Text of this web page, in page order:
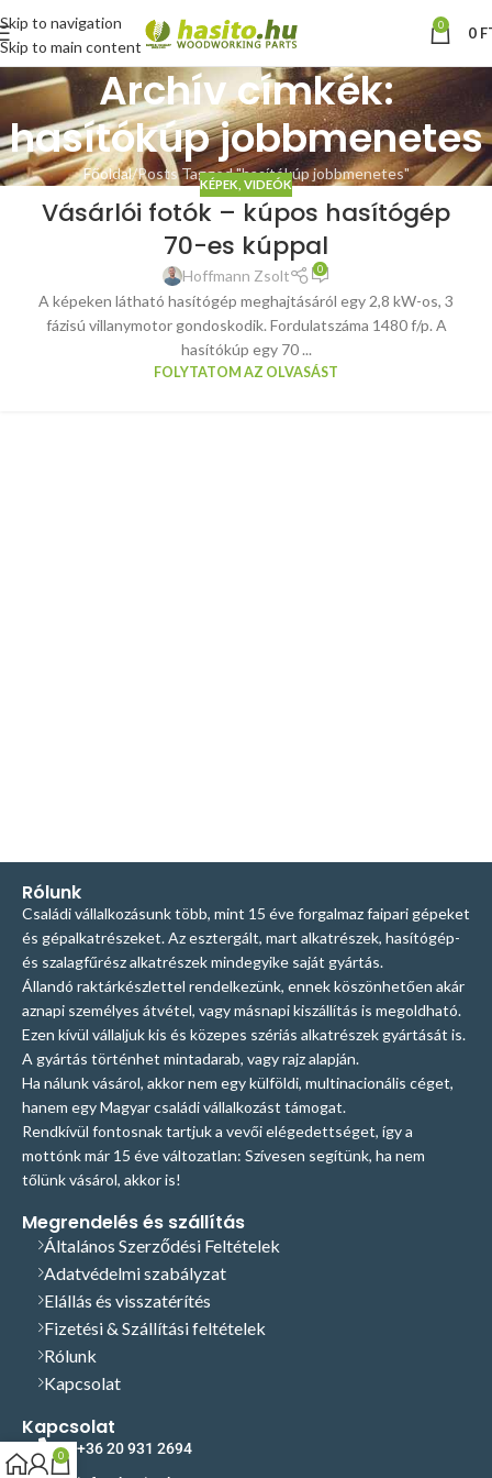
Skip to navigation
Skip to main content
0 0
Archív címkék:
hasítókúp jobbmenetes
Főoldal Posts Tagged "hasítókúp jobbmenetes"
KÉPEK, VIDEÓK
Vásárlói fotók – kúpos hasítógép
70-es kúppal
Hoffmann Zsolt 0
A képeken látható hasítógép meghajtásáról egy 2,8 kW-os, 3
fázisú villanymotor gondoskodik. Fordulatszáma 1480 f/p. A
hasítókúp egy 70 ...
FOLYTATOM AZ OLVASÁST
Rólunk
Családi vállalkozásunk több, mint 15 éve forgalmaz faipari gépeket
és gépalkatrészeket. Az esztergált, mart alkatrészek, hasítógép-
és szalagfűrész alkatrészek mindegyike saját gyártás.
Állandó raktárkészlettel rendelkezünk, ennek köszönhetően akár
aznapi személyes átvétel, vagy másnapi kiszállítás is megoldható.
Ezen kívül vállaljuk kis és közepes szériás alkatrészek gyártását is.
A gyártás történhet mintadarab, vagy rajz alapján.
Ha nálunk vásárol, akkor nem egy külföldi, multinacionális céget,
hanem egy Magyar családi vállalkozást támogat.
Rendkívül fontosnak tartjuk a vevői elégedettséget, így a
mottónk már 15 éve változatlan: Szívesen segítünk, ha nem
tőlünk vásárol, akkor is!
Megrendelés és szállítás
Általános Szerződési Feltételek
Adatvédelmi szabályzat
Elállás és visszatérítés
Fizetési & Szállítási feltételek
Rólunk
Kapcsolat
Kapcsolat
+36 20 931 2694
0